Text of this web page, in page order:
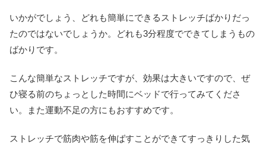
いかがでしょう、どれも簡単にできるストレッチばかりだっ
たのではないでしょうか。どれも3分程度でできてしまうもの
ばかりです。
こんな簡単なストレッチですが、効果は大きいですので、ぜ
ひ寝る前のちょっとした時間にベッドで行ってみてくださ
い。また運動不足の方にもおすすめです。
ストレッチで筋肉や筋を伸ばすことができてすっきりした気